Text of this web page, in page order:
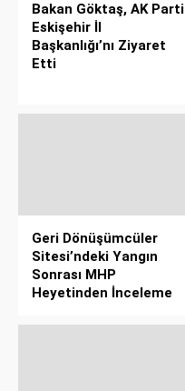
Bakan Göktaş, AK Parti
Eskişehir İl
Başkanlığı’nı Ziyaret
Etti
Geri Dönüşümcüler
Sitesi’ndeki Yangın
Sonrası MHP
Heyetinden İnceleme